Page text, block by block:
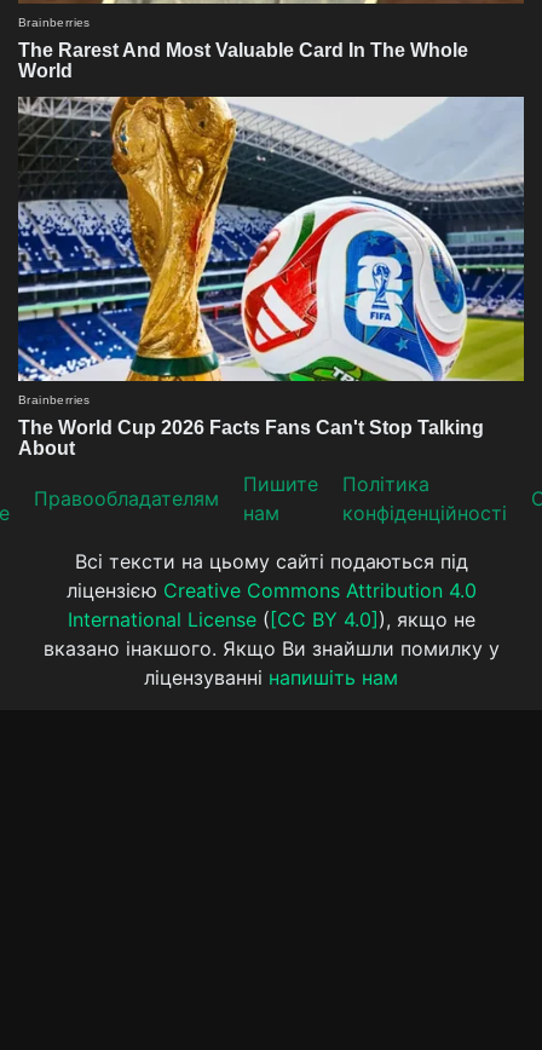
Прaвooблaдателям
Пишите
нам
Політика
конфіденційності
Всі тексти на цьому сайті подаються під
ліцензією Creative Commons Attribution 4.0
International License( [CC BY 4.0] ), якщо не
вказано інакшого. Якщо Ви знайшли помилку у
ліцензуванні напишіть нам